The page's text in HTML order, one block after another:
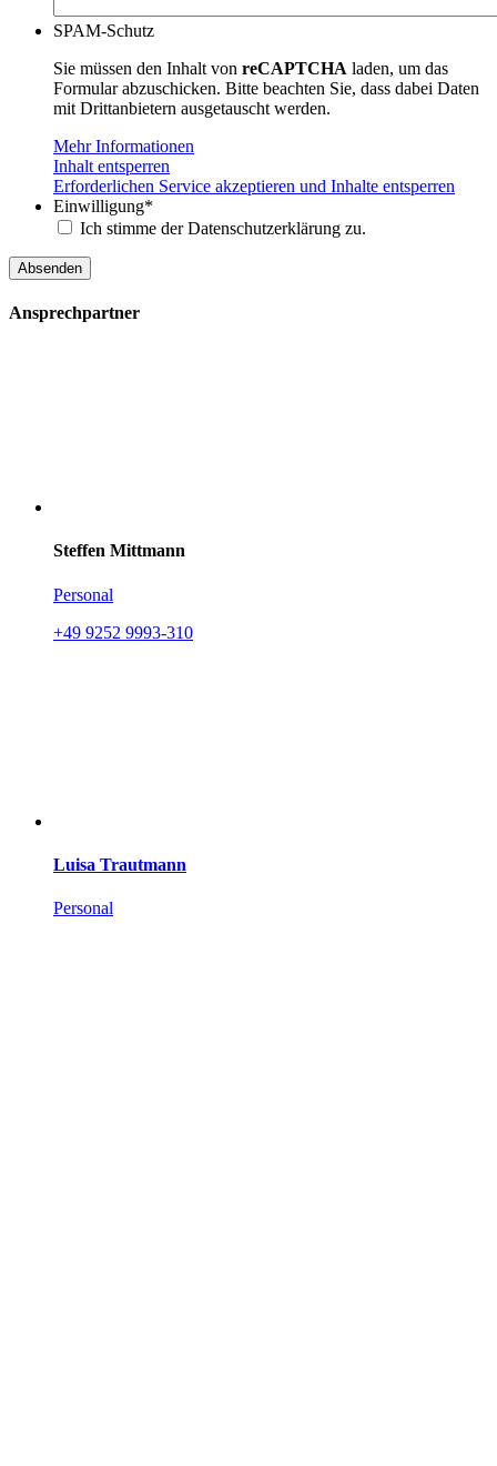
SPAM-Schutz
Sie müssen den Inhalt von reCAPTCHA laden, um das
Formular abzuschicken. Bitte beachten Sie, dass dabei Daten
mit Drittanbietern ausgetauscht werden.
Mehr Informationen
Inhalt entsperren
Erforderlichen Service akzeptieren und Inhalte entsperren
Einwilligung*
Ich stimme der Datenschutzerklärung zu.
Absenden
Ansprechpartner
Steffen Mittmann
Personal
+49 9252 9993-310
Luisa Trautmann
Personal